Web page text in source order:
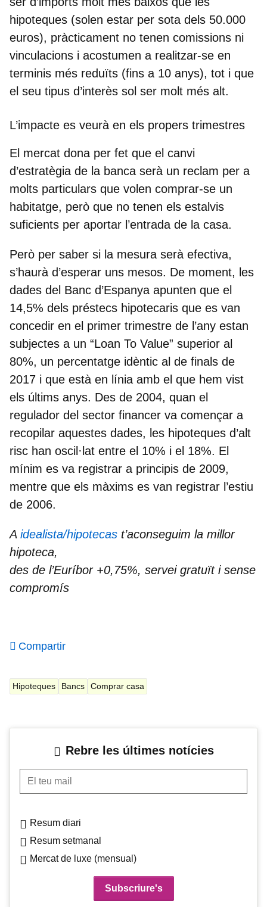
hipoteques (solen estar per sota dels 50.000
euros), pràcticament no tenen comissions ni
vinculacions i acostumen a realitzar-se en
terminis més reduïts (fins a 10 anys), tot i que
el seu tipus d’interès sol ser molt més alt.
L’impacte es veurà en els propers trimestres
El mercat dona per fet que el canvi
d’estratègia de la banca serà un reclam per a
molts particulars que volen comprar-se un
habitatge, però que no tenen els estalvis
suficients per aportar l’entrada de la casa.
Però per saber si la mesura serà efectiva,
s’haurà d’esperar uns mesos. De moment, les
dades del Banc d’Espanya apunten que el
14,5% dels préstecs hipotecaris que es van
concedir en el primer trimestre de l’any estan
subjectes a un “Loan To Value” superior al
80%, un percentatge idèntic al de finals de
2017 i que està en línia amb el que hem vist
els últims anys. Des de 2004, quan el
regulador del sector financer va començar a
recopilar aquestes dades, les hipoteques d’alt
risc han oscil·lat entre el 10% i el 18%. El
mínim es va registrar a principis de 2009,
mentre que els màxims es van registrar l’estiu
de 2006.
A idealista/hipotecas t’aconseguim la millor
hipoteca,
des de l’Euríbor +0,75%, servei gratuït i sense
compromís
Compartir
Hipoteques Bancs Comprar casa
Rebre les últimes notícies
El teu mail
Resum diari
Resum setmanal
Mercat de luxe (mensual)